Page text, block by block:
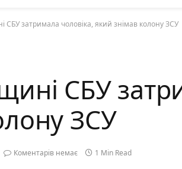
СБУ затримала чоловіка, який знімав колону ЗСУ
СБУ
ЗСУ
Коментарів немає 1 Min Read